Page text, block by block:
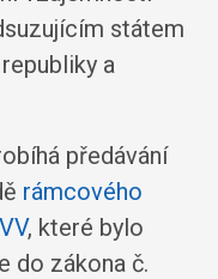
státem
a
předávání
rámcového
, které bylo
do zákona č.